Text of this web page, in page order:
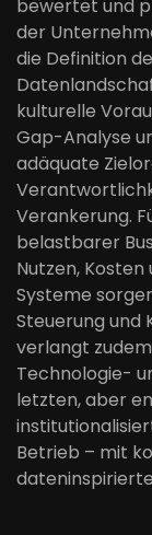
bewertet und
der
die Definition
kulturelle
Gap-Analyse
adäquate
Verankerung.
belastbarer
Nutzen,
Systeme
Steuerung und
verlangt
Technologie-
letzten, aber
Betrieb – mit